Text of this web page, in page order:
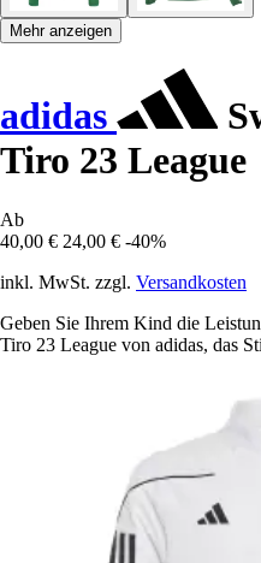
Mehr anzeigen
adidas
Tiro 23 League
Ab
40,00 € 24,00 € -40%
inkl. MwSt. zzgl. Versandkosten
Geben Sie Ihrem Kind die
Tiro 23 League von adidas, das